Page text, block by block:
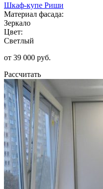
Шкаф-купе Риши
Материал фасада:
Зеркало
Цвет:
Светлый
от 39 000 руб.
Рассчитать